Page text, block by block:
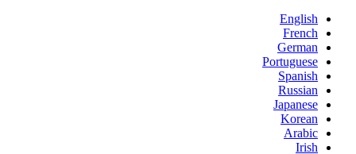
English
French
German
Portuguese
Spanish
Russian
Japanese
Korean
Arabic
Irish